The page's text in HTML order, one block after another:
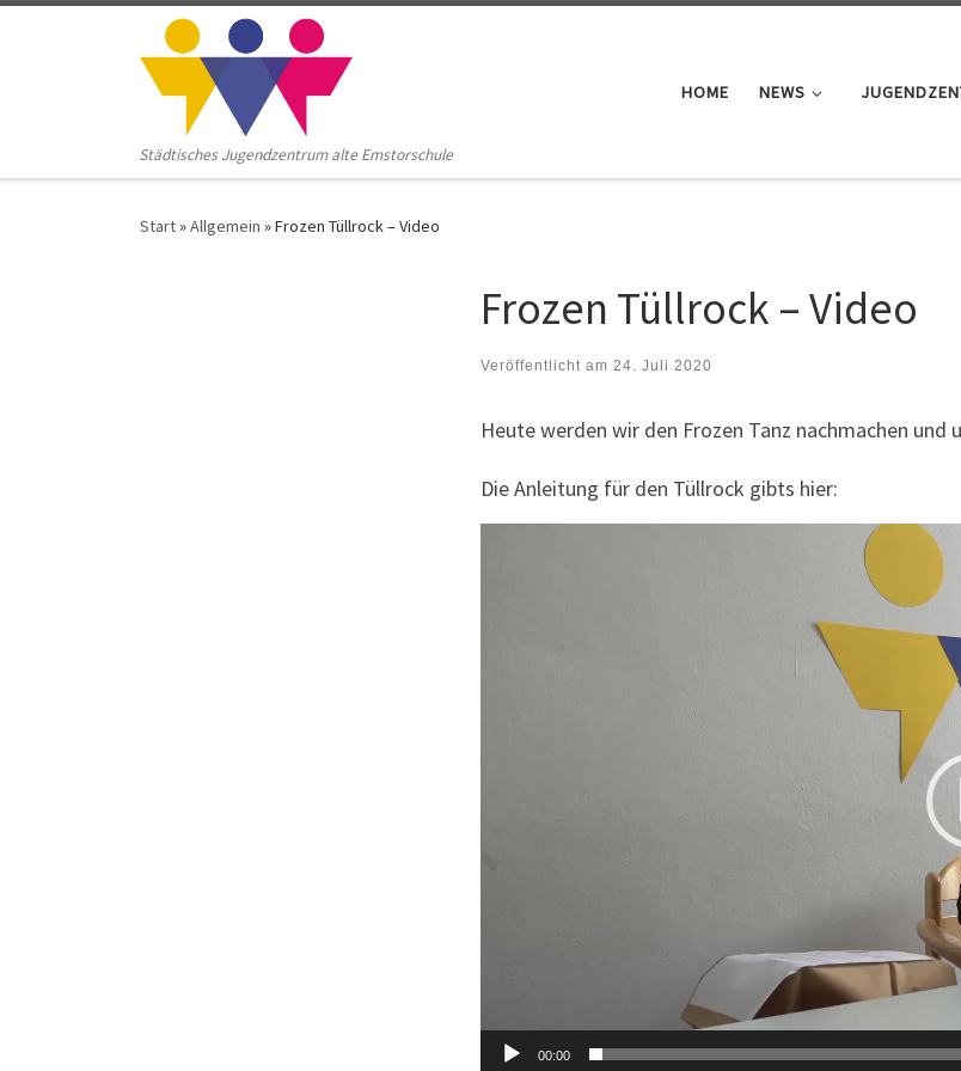
Zum Inhalt springen
Städtisches Jugendzentrum alte Emstorschule
HOME NEWS
Start»Allgemein »Frozen Tüllrock – Video
Frozen Tüllrock – Video
Veröffentlicht am 24. Juli 2020
Heute werden wir den Frozen Tanz nachmachen und
Die Anleitung für den Tüllrock gibts hier:
00:00